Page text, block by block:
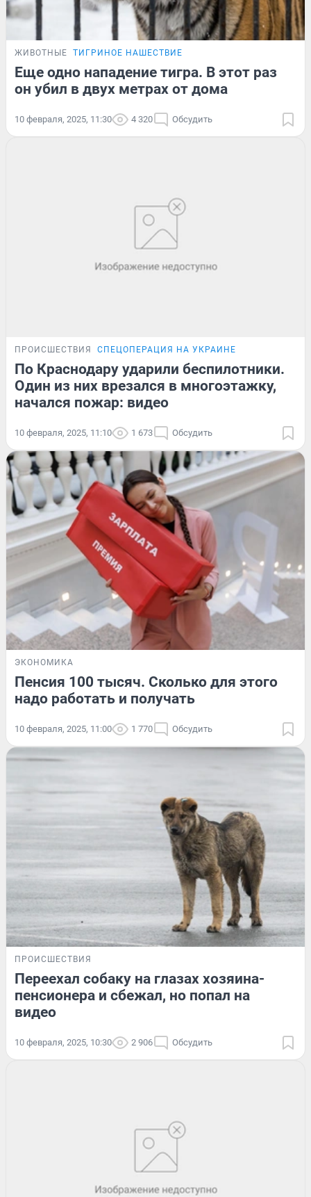
ЖИВОТНЫЕ ТИГРИНОЕ НАШЕСТВИЕ
Еще одно нападение тигра. В этот раз
он убил в двух метрах от дома
10 февраля, 2025, 11:30 4 320 Обсудить
ПРОИСШЕСТВИЯ СПЕЦОПЕРАЦИЯ НА УКРАИНЕ
По Краснодару ударили беспилотники.
Один из них врезался в многоэтажку,
начался пожар: видео
10 февраля, 2025, 11:10 1 673 Обсудить
ЭКОНОМИКА
Пенсия 100 тысяч. Сколько для этого
надо работать и получать
10 февраля, 2025, 11:00 1 770 Обсудить
ПРОИСШЕСТВИЯ
Переехал собаку на глазах хозяина-
пенсионера и сбежал, но попал на
видео
10 февраля, 2025, 10:30 2 906 Обсудить